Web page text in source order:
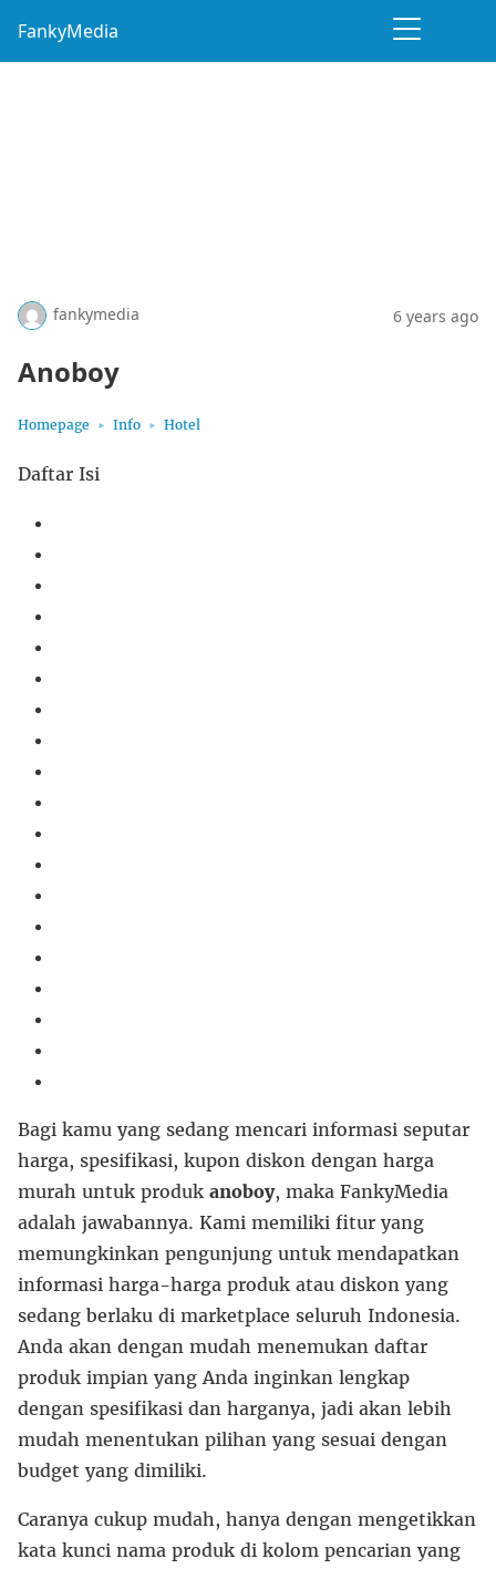
FankyMedia
fankymedia 6 years ago
Anoboy
Homepage Info Hotel
Daftar Isi
Bagi kamu yang sedang mencari informasi seputar
harga, spesifikasi, kupon diskon dengan harga
murah untuk produk anoboy, maka FankyMedia
adalah jawabannya. Kami memiliki fitur yang
memungkinkan pengunjung untuk mendapatkan
informasi harga-harga produk atau diskon yang
sedang berlaku di marketplace seluruh Indonesia.
Anda akan dengan mudah menemukan daftar
produk impian yang Anda inginkan lengkap
dengan spesifikasi dan harganya, jadi akan lebih
mudah menentukan pilihan yang sesuai dengan
budget yang dimiliki.
Caranya cukup mudah, hanya dengan mengetikkan
kata kunci nama produk di kolom pencarian yang